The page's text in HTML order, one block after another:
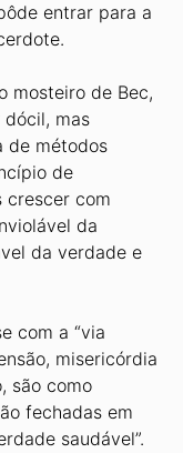
entrar para a
mosteiro de Bec,
dócil, mas
de métodos
de
crescer com
da
da verdade e
com a “via
misericórdia
são como
fechadas em
saudável”.